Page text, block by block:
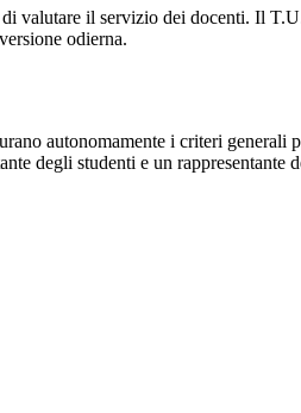
il servizio dei docenti. Il
odierna.
autonomamente i criteri generali
degli studenti e un